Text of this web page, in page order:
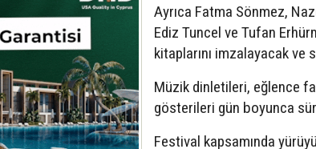
Ayrıca Fatma Sönmez,
Ediz Tuncel ve Tufan
kitaplarını imzalayacak
Müzik dinletileri, eğlence
gösterileri gün boyunca
Festival kapsamında